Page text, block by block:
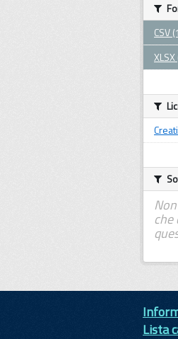
CSV
XLSX
Lista